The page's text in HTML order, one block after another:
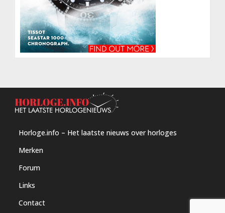
Horloge.info – Het laatste nieuws over horloges
Merken
Forum
Links
Contact